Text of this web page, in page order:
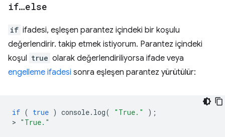
if…else
if ifadesi, eşleşen parantez içindeki bir koşulu
değerlendirir. takip etmek istiyorum. Parantez içindeki
koşul true olarak değerlendiriliyorsa ifade veya
engelleme ifadesi sonra eşleşen parantez yürütülür:
if ( true ) console. log( "True."
);
> "True."